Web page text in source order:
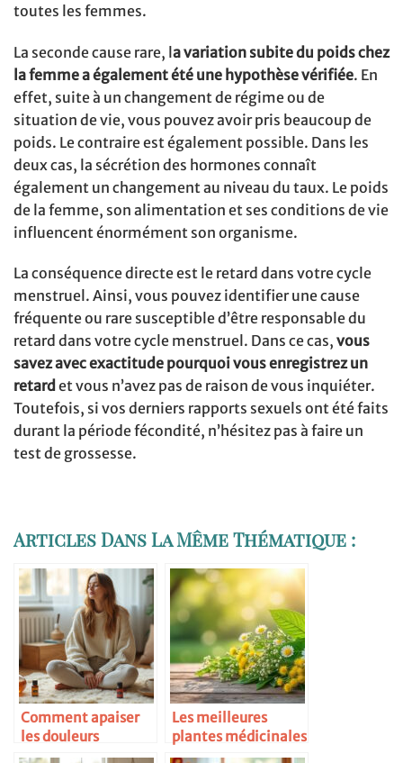
toutes les femmes.
La seconde cause rare, la variation subite du poids chez
la femme a également été une hypothèse vérifiée. En
effet, suite à un changement de régime ou de
situation de vie, vous pouvez avoir pris beaucoup de
poids. Le contraire est également possible. Dans les
deux cas, la sécrétion des hormones connaît
également un changement au niveau du taux. Le poids
de la femme, son alimentation et ses conditions de vie
influencent énormément son organisme.
La conséquence directe est le retard dans votre cycle
menstruel. Ainsi, vous pouvez identifier une cause
fréquente ou rare susceptible d’être responsable du
retard dans votre cycle menstruel. Dans ce cas, vous
savez avec exactitude pourquoi vous enregistrez un
retard et vous n’avez pas de raison de vous inquiéter.
Toutefois, si vos derniers rapports sexuels ont été faits
durant la période fécondité, n’hésitez pas à faire un
test de grossesse.
Articles Dans La Même Thématique :
Comment apaiser
les douleurs
menstruelles
Les meilleures
plantes médicinales
pour la santé des